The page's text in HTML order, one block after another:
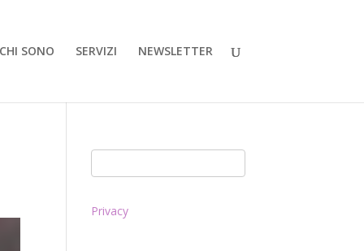
CHI SONO SERVIZI NEWSLETTER
Privacy